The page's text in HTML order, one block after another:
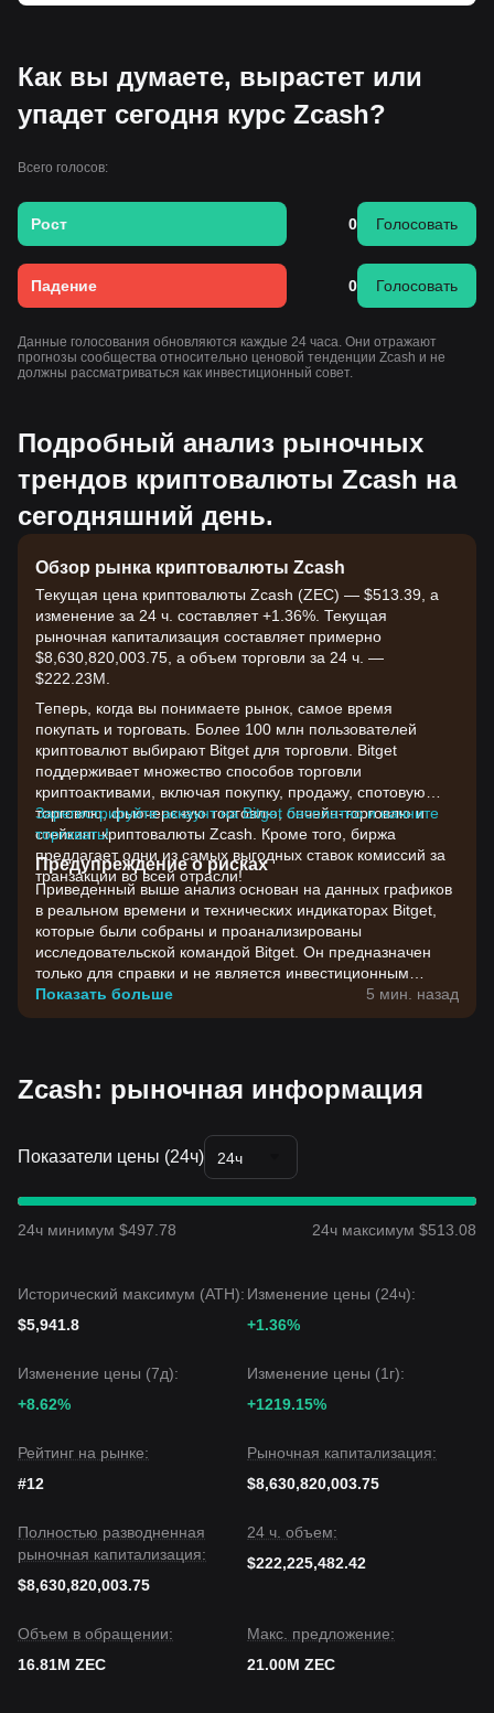
Как вы думаете, вырастет или
упадет сегодня курс Zcash?
Всего голосов:
Рост 0 Голосовать
Падение 0 Голосовать
Данные голосования обновляются каждые 24 часа. Они отражают
прогнозы сообщества относительно ценовой тенденции Zcash и не
должны рассматриваться как инвестиционный совет.
Подробный анализ рыночных
трендов криптовалюты Zcash на
сегодняшний день.
Обзор рынка криптовалюты Zcash
Текущая цена криптовалюты Zcash (ZEC) — $513.39, а
изменение за 24 ч. составляет +1.36%. Текущая
рыночная капитализация составляет примерно
$8,630,820,003.75, а объем торговли за 24 ч. —
$222.23M.
Теперь, когда вы понимаете рынок, самое время
покупать и торговать. Более 100 млн пользователей
криптовалют выбирают Bitget для торговли. Bitget
поддерживает множество способов торговли
криптоактивами, включая покупку, продажу, спотовую
торговлю, фьючерсную торговлю, ончейн-торговлю и
стейкинг криптовалюты Zcash. Кроме того, биржа
предлагает одни из самых выгодных ставок комиссий за
транзакции во всей отрасли!
Зарегистрируйте аккаунт на Bitget бесплатно и начните
торговать!
Предупреждение о рисках
Приведенный выше анализ основан на данных графиков
в реальном времени и технических индикаторах Bitget,
которые были собраны и проанализированы
исследовательской командой Bitget. Он предназначен
только для справки и не является инвестиционным
советом. Цены на криптовалюты отличаются высокой
волатильностью. Принимайте инвестиционные решения
Показать больше 5 мин. назад
Zcash: рыночная информация
Показатели цены (24ч) 24ч
24ч минимум $497.78 24ч максимум $513.08
Исторический максимум (ATH):
$5,941.8
Изменение цены (24ч):
+1.36%
Изменение цены (7д):
+8.62%
Изменение цены (1г):
+1219.15%
Рейтинг на рынке:
#12
Рыночная капитализация:
$8,630,820,003.75
Полностью разводненная
рыночная капитализация:
$8,630,820,003.75
24 ч. объем:
$222,225,482.42
Объем в обращении:
16.81M ZEC
Макс. предложение:
21.00M ZEC